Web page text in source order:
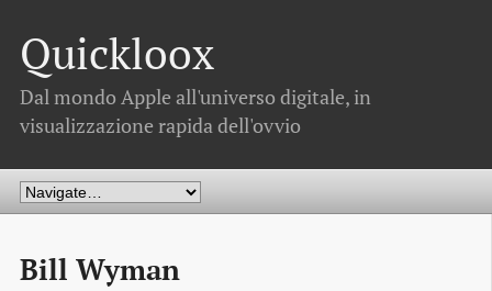
Quickloox
Dal mondo Apple all'universo digitale, in
visualizzazione rapida dell'ovvio
Bill Wyman